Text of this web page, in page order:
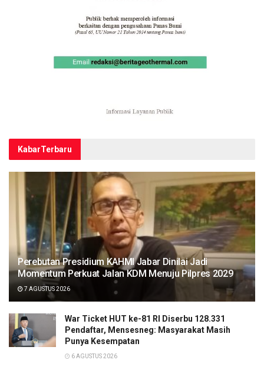
KabarTerbaru
Perebutan Presidium KAHMI Jabar Dinilai Jadi
Momentum Perkuat Jalan KDM Menuju Pilpres 2029
7 AGUSTUS 2026
War Ticket HUT ke-81 RI Diserbu 128.331
Pendaftar, Mensesneg: Masyarakat Masih
Punya Kesempatan
6 AGUSTUS 2026